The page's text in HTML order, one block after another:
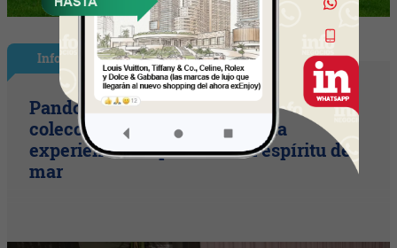
InfoStyle
Pandora presentó sus nuevas
colecciones de verano con una
experiencia inspirada en el espíritu del
mar